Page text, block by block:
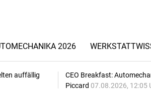
2026
auffällig
CEO Breakfast:
Piccard 07.08.2026, 12:05